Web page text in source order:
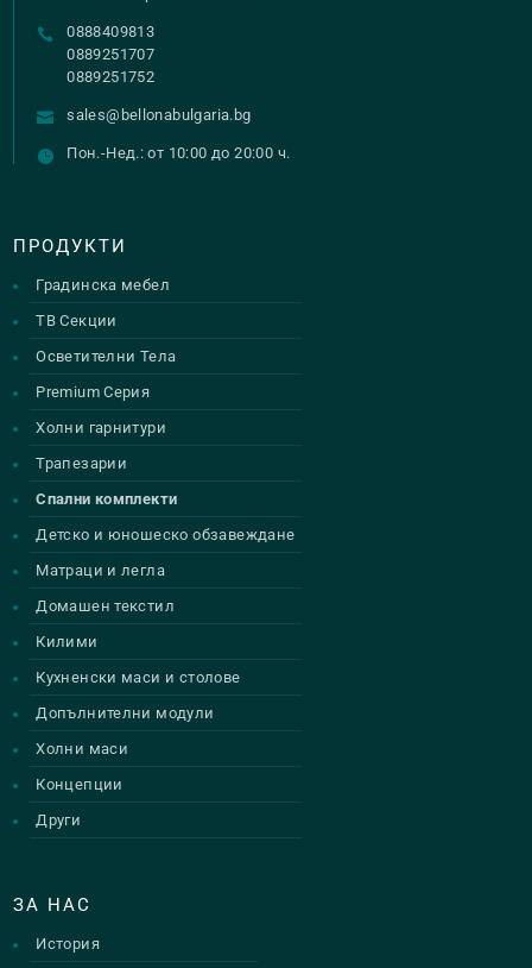
0888409813
0889251707
0889251752
sales@bellonabulgaria.bg
Пон.-Нед.: от 10:00 до 20:00 ч.
ПРОДУКТИ
Градинска мебел
ТВ Секции
Осветителни Тела
Premium Серия
Холни гарнитури
Трапезарии
Спални комплекти
Детско и юношеско обзавеждане
Матраци и легла
Домашен текстил
Килими
Кухненски маси и столове
Допълнителни модули
Холни маси
Концепции
Други
ЗА НАС
История